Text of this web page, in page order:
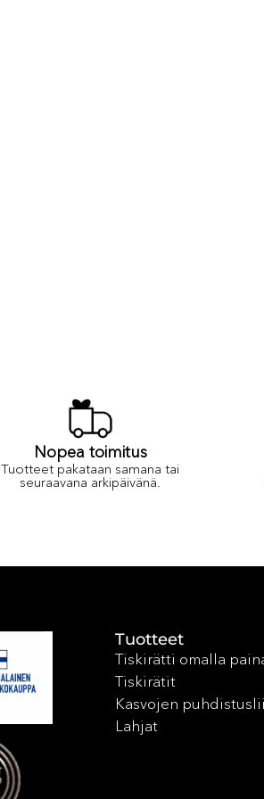
Nopea toimitus
Tuotteet pakataan samana tai
seuraavana arkipäivänä.
Tuotteet
Tiskirätti omalla
Tiskirätit
Kasvojen
Lahjat